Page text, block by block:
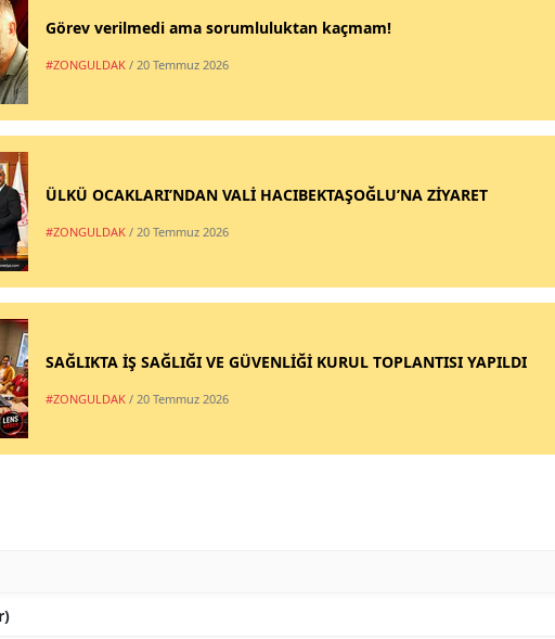
Görev verilmedi ama sorumluluktan kaçmam!
#ZONGULDAK / 20 Temmuz 2026
ÜLKÜ OCAKLARI’NDAN VALİ HACIBEKTAŞOĞLU’NA ZİYARET
#ZONGULDAK / 20 Temmuz 2026
SAĞLIKTA İŞ SAĞLIĞI VE GÜVENLİĞİ KURUL TOPLANTISI YAPILDI
#ZONGULDAK / 20 Temmuz 2026